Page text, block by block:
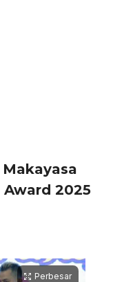
Award 2025
Perbesar